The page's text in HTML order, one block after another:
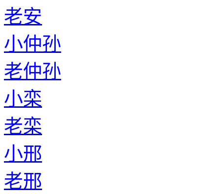
老安
小仲孙
老仲孙
小栾
老栾
小邢
老邢